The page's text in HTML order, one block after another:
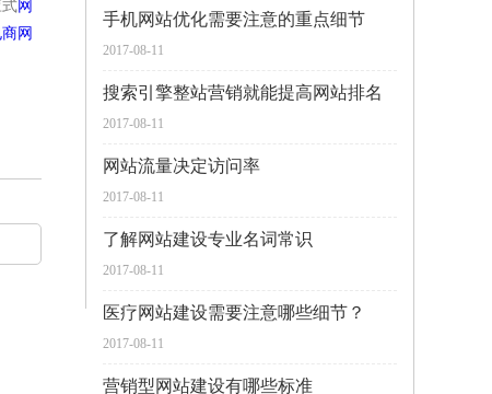
网
网
手机网站优化需要注意的重点细节
2017-08-11
搜索引擎整站营销就能提高网站排名
2017-08-11
网站流量决定访问率
2017-08-11
了解网站建设专业名词常识
2017-08-11
医疗网站建设需要注意哪些细节？
2017-08-11
营销型网站建设有哪些标准